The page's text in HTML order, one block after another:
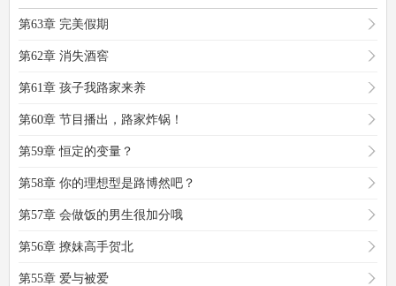
第63章 完美假期
第62章 消失酒窖
第61章 孩子我路家来养
第60章 节目播出，路家炸锅！
第59章 恒定的变量？
第58章 你的理想型是路博然吧？
第57章 会做饭的男生很加分哦
第56章 撩妹高手贺北
第55章 爱与被爱